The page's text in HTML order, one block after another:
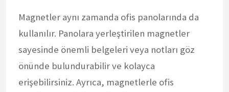
Magnetler aynı zamanda ofis panolarında da
kullanılır. Panolara yerleştirilen magnetler
sayesinde önemli belgeleri veya notları göz
önünde bulundurabilir ve kolayca
erişebilirsiniz. Ayrıca, magnetlerle ofis